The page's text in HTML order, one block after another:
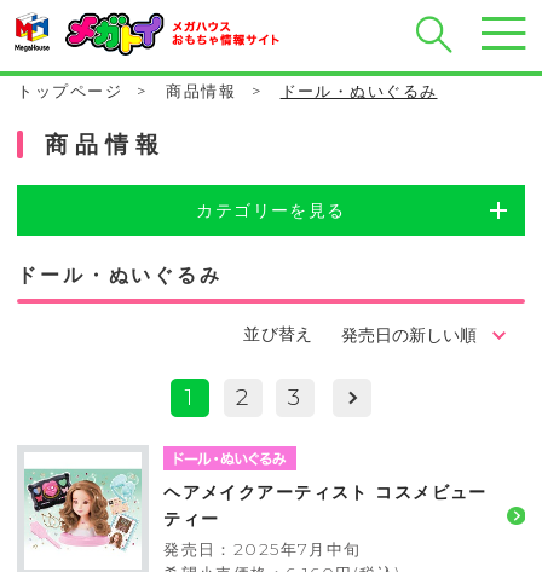
トップページ > 商品情報 > ドール・ぬいぐるみ
商品情報
カテゴリーを見る
ドール・ぬいぐるみ
並び替え
1 2 3
ヘアメイクアーティスト コスメビュー
ティー
発売日：2025年7月中旬